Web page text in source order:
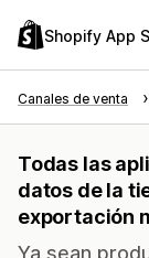
Shopify App
Canales de venta
Todas las
datos de la
exportación
Ya sean